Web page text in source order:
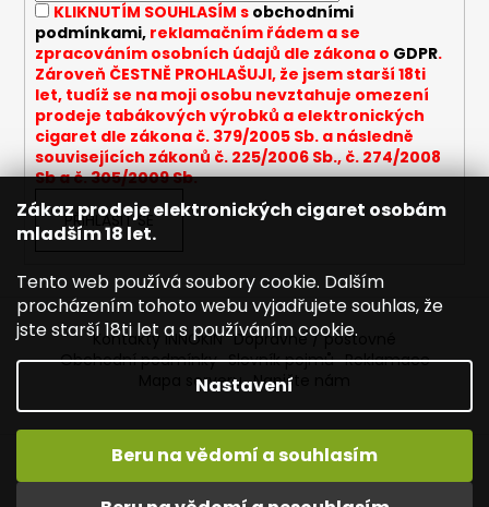
Zákaz prodeje elektronických cigaret osobám
mladším 18 let.
Tento web používá soubory cookie. Dalším
procházením tohoto webu vyjadřujete souhlas, že
jste starší 18ti let a s používáním cookie.
Nastavení
Beru na vědomí a souhlasím
Vítejte ve světě INNOKIN. Nabízíme Vám to nejlepší ze světa
vapingu. DORUČENÍ ZDARMA nad 1000,- kč / 50 EURO!
KLIKNUTÍM SOUHLASÍM s obchodními
podmínkami,reklamačním řádem a se
zpracováním osobních údajů dle zákona o GDPR.
Zároveň ČESTNĚ PROHLAŠUJI, že jsem starší 18ti
let, tudíž se na moji osobu nevztahuje omezení
prodeje tabákových výrobků a elektronických
cigaret dle zákona č. 379/2005 Sb. a následně
souvisejících zákonů č. 225/2006 Sb., č. 274/2008
Sb a č. 305/2009 Sb.
PŘIHLÁSIT SE
Kontakty INNOKIN Dopravné / poštovné
Obchodní podmínky Slovník pojmů Reklamace
Mapa serveru Napište nám
Vytvořil Shoptet
Copyright 2026INNOKIN - Specialista na e-cigarety.